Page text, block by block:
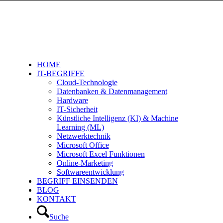
HOME
IT-BEGRIFFE
Cloud-Technologie
Datenbanken & Datenmanagement
Hardware
IT-Sicherheit
Künstliche Intelligenz (KI) & Machine
Learning (ML)
Netzwerktechnik
Microsoft Office
Microsoft Excel Funktionen
Online-Marketing
Softwareentwicklung
BEGRIFF EINSENDEN
BLOG
KONTAKT
Suche